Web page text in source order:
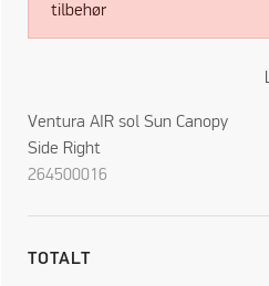
tilbehør
Ventura AIR sol Sun Canopy
Side Right
264500016
TOTALT